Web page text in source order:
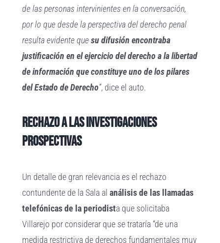
de las personas intervinientes en la conversación,
por lo que desde la perspectiva del derecho penal
resulta evidente quesu difusión encontraba
justificación en el ejercicio del derecho a la libertad
de información que constituye uno de los pilares
del Estado de Derecho”, dice el auto.
Rechazo a las investigaciones
prospectivas
Un detalle de gran relevancia es el rechazo
contundente de la Sala alanálisis de las llamadas
telefónicas de la periodista que solicitaba
Villarejo por considerar que se trataría “de una
medida restrictiva de derechos fundamentales muy